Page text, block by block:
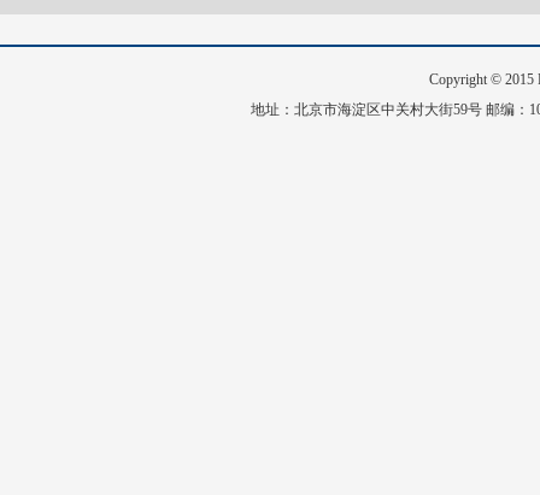
Copyright © 2015
地址：北京市海淀区中关村大街59号 邮编：